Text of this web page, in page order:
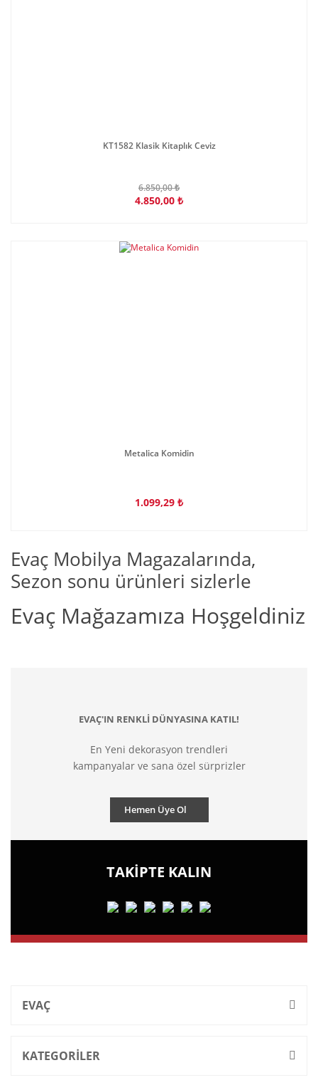
KT1582 Klasik Kitaplık Ceviz
6.850,00 ₺
4.850,00 ₺
Metalica Komidin
1.099,29 ₺
Evaç Mobilya Magazalarında,
Sezon sonu ürünleri sizlerle
Evaç Mağazamıza Hoşgeldiniz
EVAÇ'IN RENKLİ DÜNYASINA KATIL!
En Yeni dekorasyon trendleri
kampanyalar ve sana özel sürprizler
Hemen Üye Ol
TAKİPTE KALIN
EVAÇ
KATEGORİLER